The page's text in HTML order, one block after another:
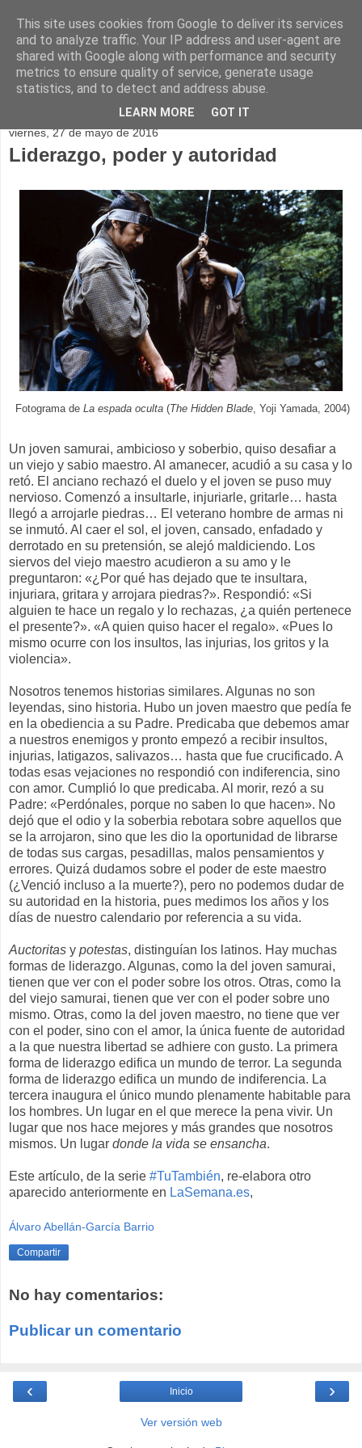
viernes, 27 de mayo de 2016
Liderazgo, poder y autoridad
Fotograma de La espada oculta (The Hidden Blade , Yoji Yamada, 2004)
Un joven samurai, ambicioso y soberbio, quiso desafiar a
un viejo y sabio maestro. Al amanecer, acudió a su casa y lo
retó. El anciano rechazó el duelo y el joven se puso muy
nervioso. Comenzó a insultarle, injuriarle, gritarle… hasta
llegó a arrojarle piedras… El veterano hombre de armas ni
se inmutó. Al caer el sol, el joven, cansado, enfadado y
derrotado en su pretensión, se alejó maldiciendo. Los
siervos del viejo maestro acudieron a su amo y le
preguntaron: «¿Por qué has dejado que te insultara,
injuriara, gritara y arrojara piedras?». Respondió: «Si
alguien te hace un regalo y lo rechazas, ¿a quién pertenece
el presente?». «A quien quiso hacer el regalo». «Pues lo
mismo ocurre con los insultos, las injurias, los gritos y la
violencia».
Nosotros tenemos historias similares. Algunas no son
leyendas, sino historia. Hubo un joven maestro que pedía fe
en la obediencia a su Padre. Predicaba que debemos amar
a nuestros enemigos y pronto empezó a recibir insultos,
injurias, latigazos, salivazos… hasta que fue crucificado. A
todas esas vejaciones no respondió con indiferencia, sino
con amor. Cumplió lo que predicaba. Al morir, rezó a su
Padre: «Perdónales, porque no saben lo que hacen». No
dejó que el odio y la soberbia rebotara sobre aquellos que
se la arrojaron, sino que les dio la oportunidad de librarse
de todas sus cargas, pesadillas, malos pensamientos y
errores. Quizá dudamos sobre el poder de este maestro
(¿Venció incluso a la muerte?), pero no podemos dudar de
su autoridad en la historia, pues medimos los años y los
días de nuestro calendario por referencia a su vida.
Auctoritas y potestas, distinguían los latinos. Hay muchas
formas de liderazgo. Algunas, como la del joven samurai,
tienen que ver con el poder sobre los otros. Otras, como la
del viejo samurai, tienen que ver con el poder sobre uno
mismo. Otras, como la del joven maestro, no tiene que ver
con el poder, sino con el amor, la única fuente de autoridad
a la que nuestra libertad se adhiere con gusto. La primera
forma de liderazgo edifica un mundo de terror. La segunda
forma de liderazgo edifica un mundo de indiferencia. La
tercera inaugura el único mundo plenamente habitable para
los hombres. Un lugar en el que merece la pena vivir. Un
lugar que nos hace mejores y más grandes que nosotros
mismos. Un lugar donde la vida se ensancha.
Este artículo, de la serie #TuTambién, re-elabora otro
aparecido anteriormente en LaSemana.es,
Álvaro Abellán-García Barrio
Compartir
No hay comentarios:
Publicar un comentario
‹ ›
Inicio
Ver versión web
This site uses cookies from Google to deliver its services
and to analyze traffic. Your IP address and user-agent are
shared with Google along with performance and security
metrics to ensure quality of service, generate usage
statistics, and to detect and address abuse.
LEARN MORE GOT IT